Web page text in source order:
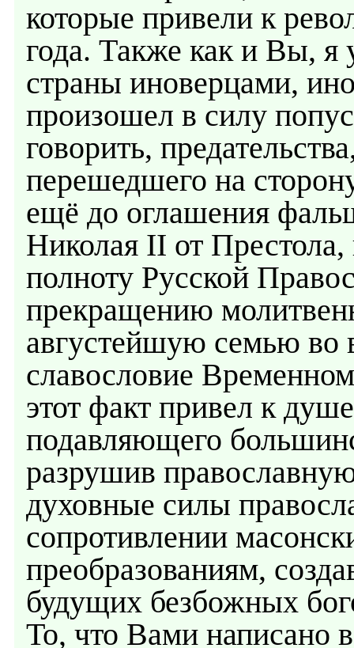
которые привели к
года. Также как и Вы, я
страны иноверцами,
произошел в силу
говорить,
перешедшего на
ещё до оглашения
Николая II от Престола,
полноту Русской
прекращению
августейшую семью во
славословие
этот факт привел к
подавляющего
разрушив
духовные силы
сопротивлении
преобразованиям,
будущих безбожных
То, что Вами написано